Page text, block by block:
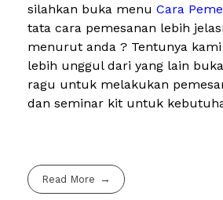
silahkan buka menu Cara
tata cara pemesanan lebih
menurut anda ? Tentunya
lebih unggul dari yang lain
ragu untuk melakukan
dan seminar kit untuk
Read More